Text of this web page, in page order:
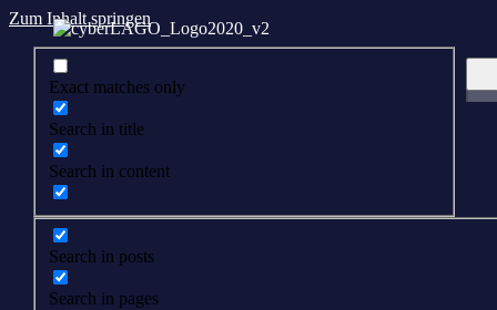
Zum Inhalt springen
Exact matches only
Search in title
Search in content
Search in posts
Search in pages